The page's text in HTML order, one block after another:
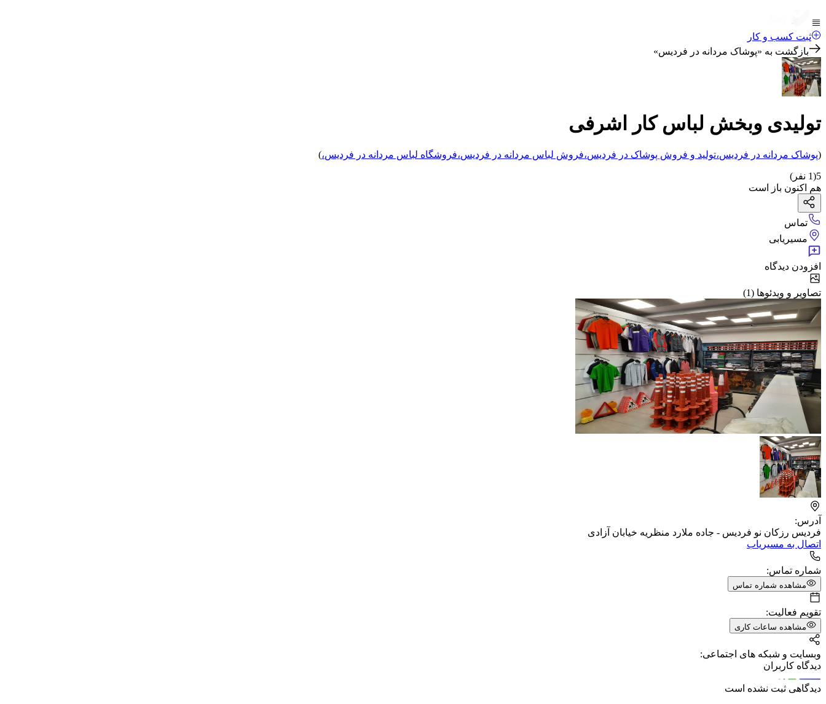
ثبت کسب و کار
بازگشت به «پوشاک مردانه در فردیس»
تولیدی وبخش لباس کار اشرفی
(پوشاک مردانه در فردیس،تولید و فروش پوشاک در فردیس،فروش لباس مردانه در فردیس،فروشگاه لباس مردانه در فردیس،)
5
(
1 نفر)
هم اکنون باز است
تماس
مسیریابی
افزودن دیدگاه
تصاویر و ویدئوها (1)
آدرس:
فردیس رزکان نو فردیس - جاده ملارد منظریه خیابان آزادی
اتصال به مسیریاب
شماره تماس:
مشاهده شماره تماس
تقویم فعالیت:
مشاهده ساعات کاری
وبسایت و شبکه های اجتماعی:
دیدگاه کاربران
دیدگاهی ثبت نشده است